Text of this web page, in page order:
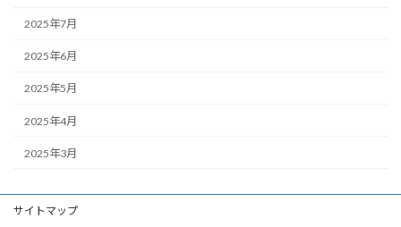
2025年7月
2025年6月
2025年5月
2025年4月
2025年3月
サイトマップ